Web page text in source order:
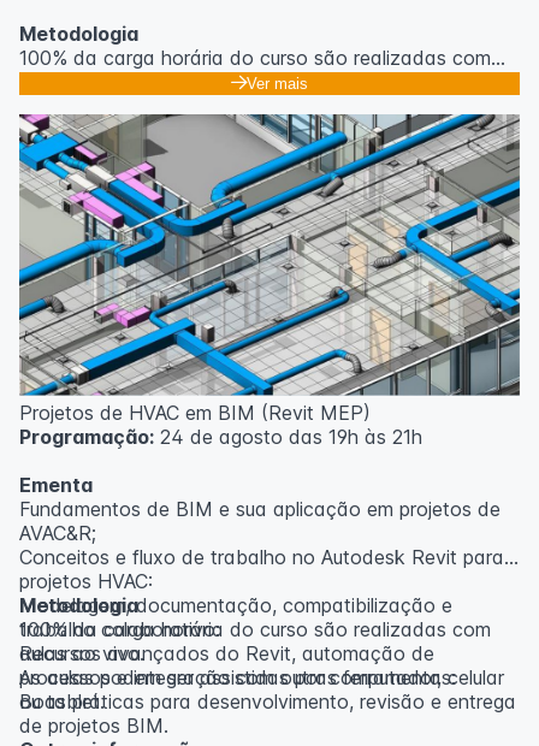
Metodologia
100% da carga horária do curso são realizadas com
ou tablet.
Outras informações
O curso pode sofrer alteração de dados e horário e os
inscritos serão avisados ​​antecipadamente.
O IPETEC reserva-se o direito de não realizar o curso
caso não atinja o número mínimo de 20 inscritos.
Professor(a):Gabriel Damasceno
Ver mais
Projetos de HVAC em BIM (Revit MEP)
Programação: 24 de agosto das 19h às 21h
Ementa
Fundamentos de BIM e sua aplicação em projetos de
AVAC&R;
Conceitos e fluxo de trabalho no Autodesk Revit para
projetos HVAC:
Modelagem, documentação, compatibilização e
trabalho colaborativo:
Recursos avançados do Revit, automação de
processos e integração com outras ferramentas:
Boas práticas para desenvolvimento, revisão e entrega
de projetos BIM.
Metodologia
100% da carga horária do curso são realizadas com
aulas ao vivo.
As aulas podem ser assistidas por computador, celular
ou tablet.